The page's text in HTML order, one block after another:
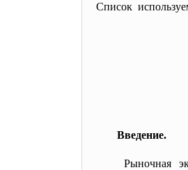
Список
Введение.
Рыночная